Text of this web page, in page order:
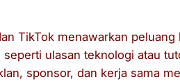
TikTok menawarkan
ulasan teknologi atau
sponsor, dan kerja sama